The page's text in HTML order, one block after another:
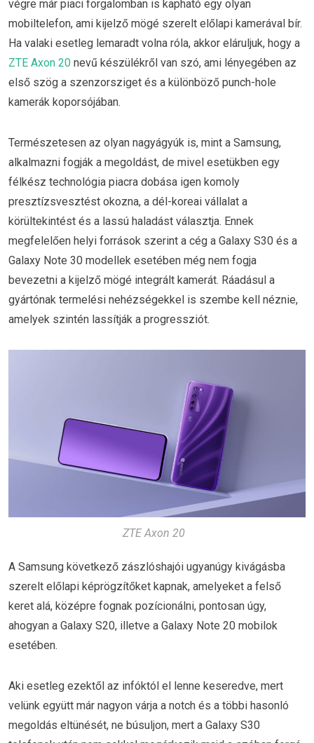
végre már piaci forgalomban is kapható egy olyan
mobiltelefon, ami kijelző mögé szerelt előlapi kamerával bír.
Ha valaki esetleg lemaradt volna róla, akkor eláruljuk, hogy a
ZTE Axon 20 nevű készülékről van szó, ami lényegében az
első szög a szenzorsziget és a különböző punch-hole
kamerák koporsójában.
Természetesen az olyan nagyágyúk is, mint a Samsung,
alkalmazni fogják a megoldást, de mivel esetükben egy
félkész technológia piacra dobása igen komoly
presztízsvesztést okozna, a dél-koreai vállalat a
körültekintést és a lassú haladást választja. Ennek
megfelelően helyi források szerint a cég a Galaxy S30 és a
Galaxy Note 30 modellek esetében még nem fogja
bevezetni a kijelző mögé integrált kamerát. Ráadásul a
gyártónak termelési nehézségekkel is szembe kell néznie,
amelyek szintén lassítják a progressziót.
ZTE Axon 20
A Samsung következő zászlóshajói ugyanúgy kivágásba
szerelt előlapi képrögzítőket kapnak, amelyeket a felső
keret alá, középre fognak pozícionálni, pontosan úgy,
ahogyan a Galaxy S20, illetve a Galaxy Note 20 mobilok
esetében.
Aki esetleg ezektől az infóktól el lenne keseredve, mert
velünk együtt már nagyon várja a notch és a többi hasonló
megoldás eltünését, ne búsuljon, mert a Galaxy S30